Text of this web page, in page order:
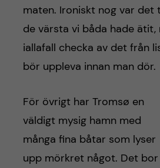
maten. Ironiskt nog var
de värsta vi båda hade ätit,
iallafall checka av det från
bör uppleva innan man dör.
För övrigt har Tromsø en
väldigt mysig hamn med
många fina båtar som lyser
upp mörkret något. Det bor